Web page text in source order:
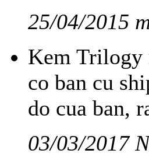
25/04/2015
Kem Trilogy
co ban cu
do cua ban,
03/03/2017